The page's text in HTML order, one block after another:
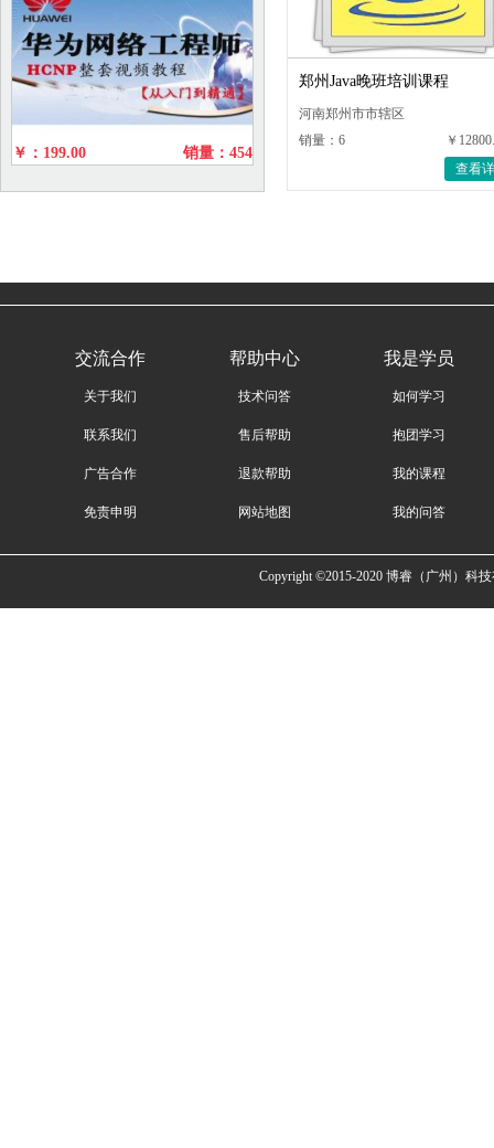
￥：199.00 销量：454
郑州Java晚班培训课程
河南郑州市市辖区
销量：6
￥
查看
交流合作
关于我们
联系我们
广告合作
免责申明
帮助中心
技术问答
售后帮助
退款帮助
网站地图
我是学员
如何学习
抱团学习
我的课程
我的问答
Copyright ©2015-2020 博睿（广州）科